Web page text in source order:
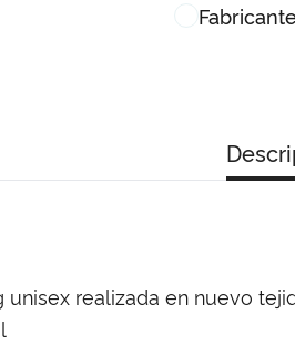
realizada en nuevo